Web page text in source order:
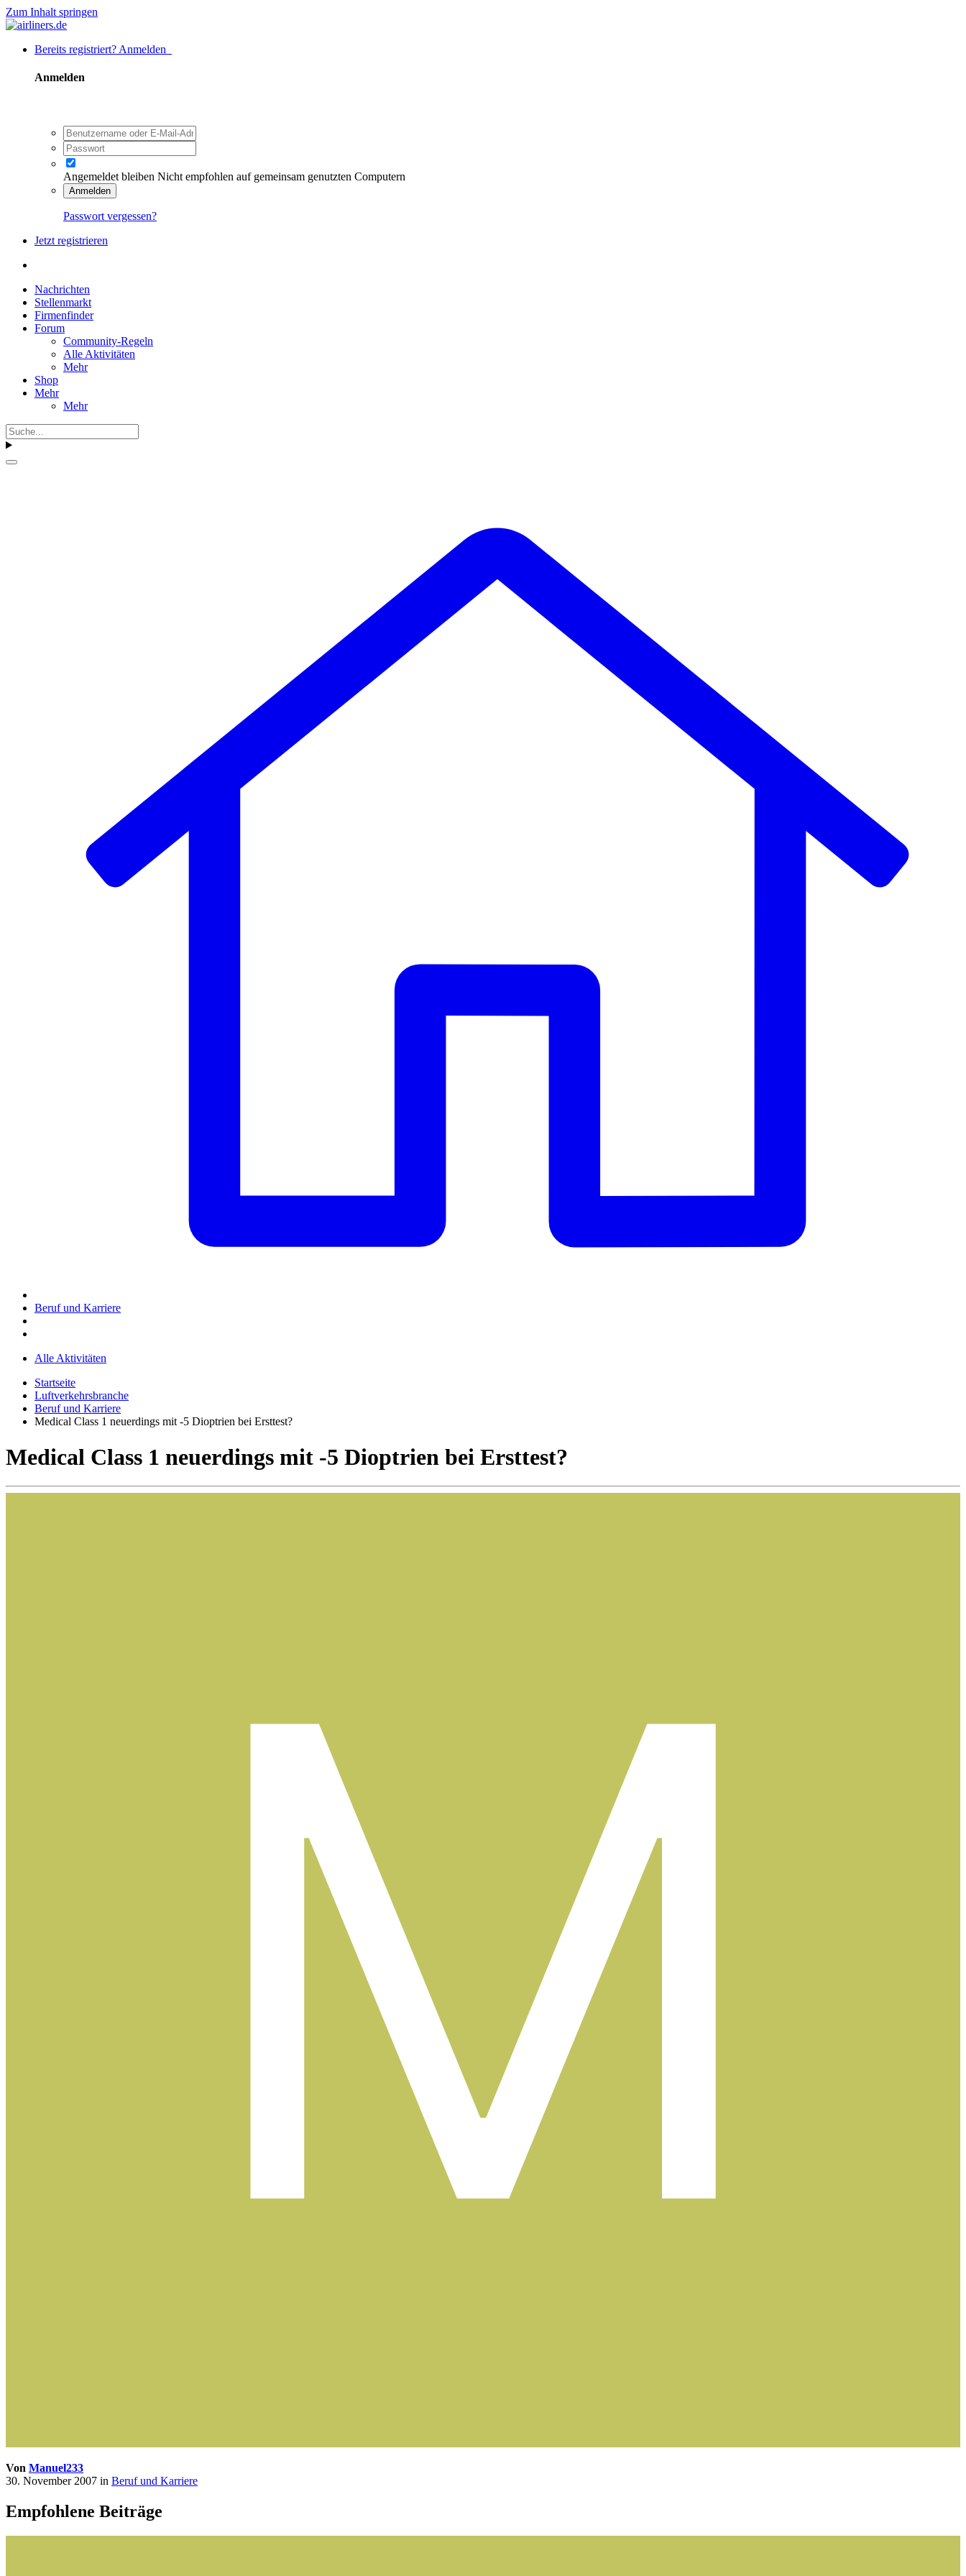
Zum Inhalt springen
Bereits registriert? Anmelden
Anmelden
Angemeldet bleiben Nicht empfohlen auf gemeinsam genutzten Computern
Anmelden
Passwort vergessen?
Jetzt registrieren
Nachrichten
Stellenmarkt
Firmenfinder
Forum
Community-Regeln
Alle Aktivitäten
Mehr
Shop
Mehr
Mehr
Beruf und Karriere
Alle Aktivitäten
Startseite
Luftverkehrsbranche
Beruf und Karriere
Medical Class 1 neuerdings mit -5 Dioptrien bei Ersttest?
Medical Class 1 neuerdings mit -5 Dioptrien bei Ersttest?
Von Manuel233
30. November 2007 in Beruf und Karriere
Empfohlene Beiträge